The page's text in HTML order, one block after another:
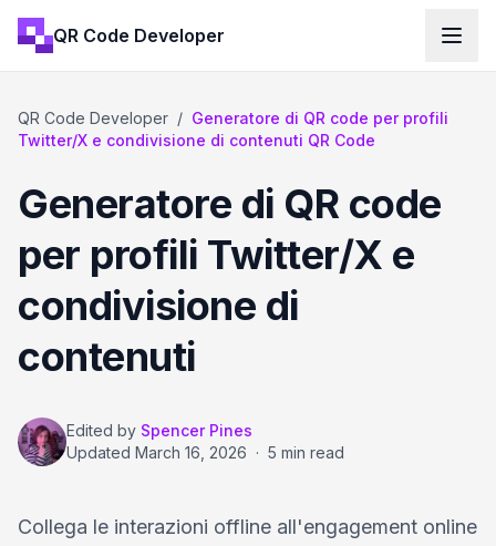
QR Code Developer
QR Code Developer / Generatore di QR code per profili
Twitter/X e condivisione di contenuti QR Code
Generatore di QR code
per profili Twitter/X e
condivisione di
contenuti
Edited by Spencer Pines
Updated March 16, 2026 · 5 min read
Collega le interazioni offline all'engagement online